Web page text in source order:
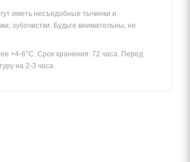
иметь несъедобные тычинки и
зубочистки. Будьте внимательны, не
+4-6°С. Срок хранения: 72 часа. Перед
на 2-3 часа.